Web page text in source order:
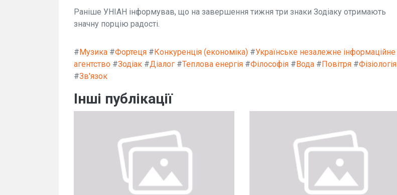
Раніше УНІАН інформував, що на завершення тижня три знаки Зодіаку отримають
значну порцію радості.
#Музика #Фортеця #Конкуренція (економіка) #Українське незалежне інформаційне
агентство #Зодіак #Діалог #Теплова енергія #Філософія #Вода #Повітря #Фізіологія
#Зв'язок
Інші публікації